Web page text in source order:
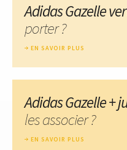
Adidas Gazelle
porter ?
EN SAVOIR PLUS
Adidas Gazelle +
les associer ?
EN SAVOIR PLUS